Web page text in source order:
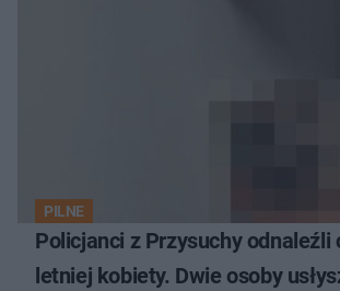
PILNE
Policjanci z Przysuchy odnaleźli
letniej kobiety. Dwie osoby